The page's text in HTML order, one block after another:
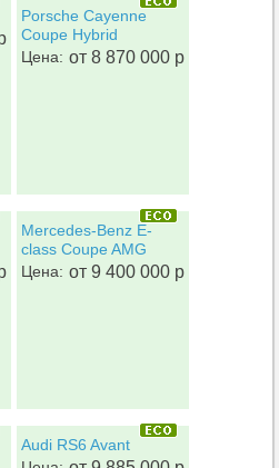
Porsche Cayenne
Coupe Hybrid
от 8 870 000 р
Цена:
Mercedes-Benz E-
class Coupe AMG
от 9 400 000 р
Цена:
Audi RS6 Avant